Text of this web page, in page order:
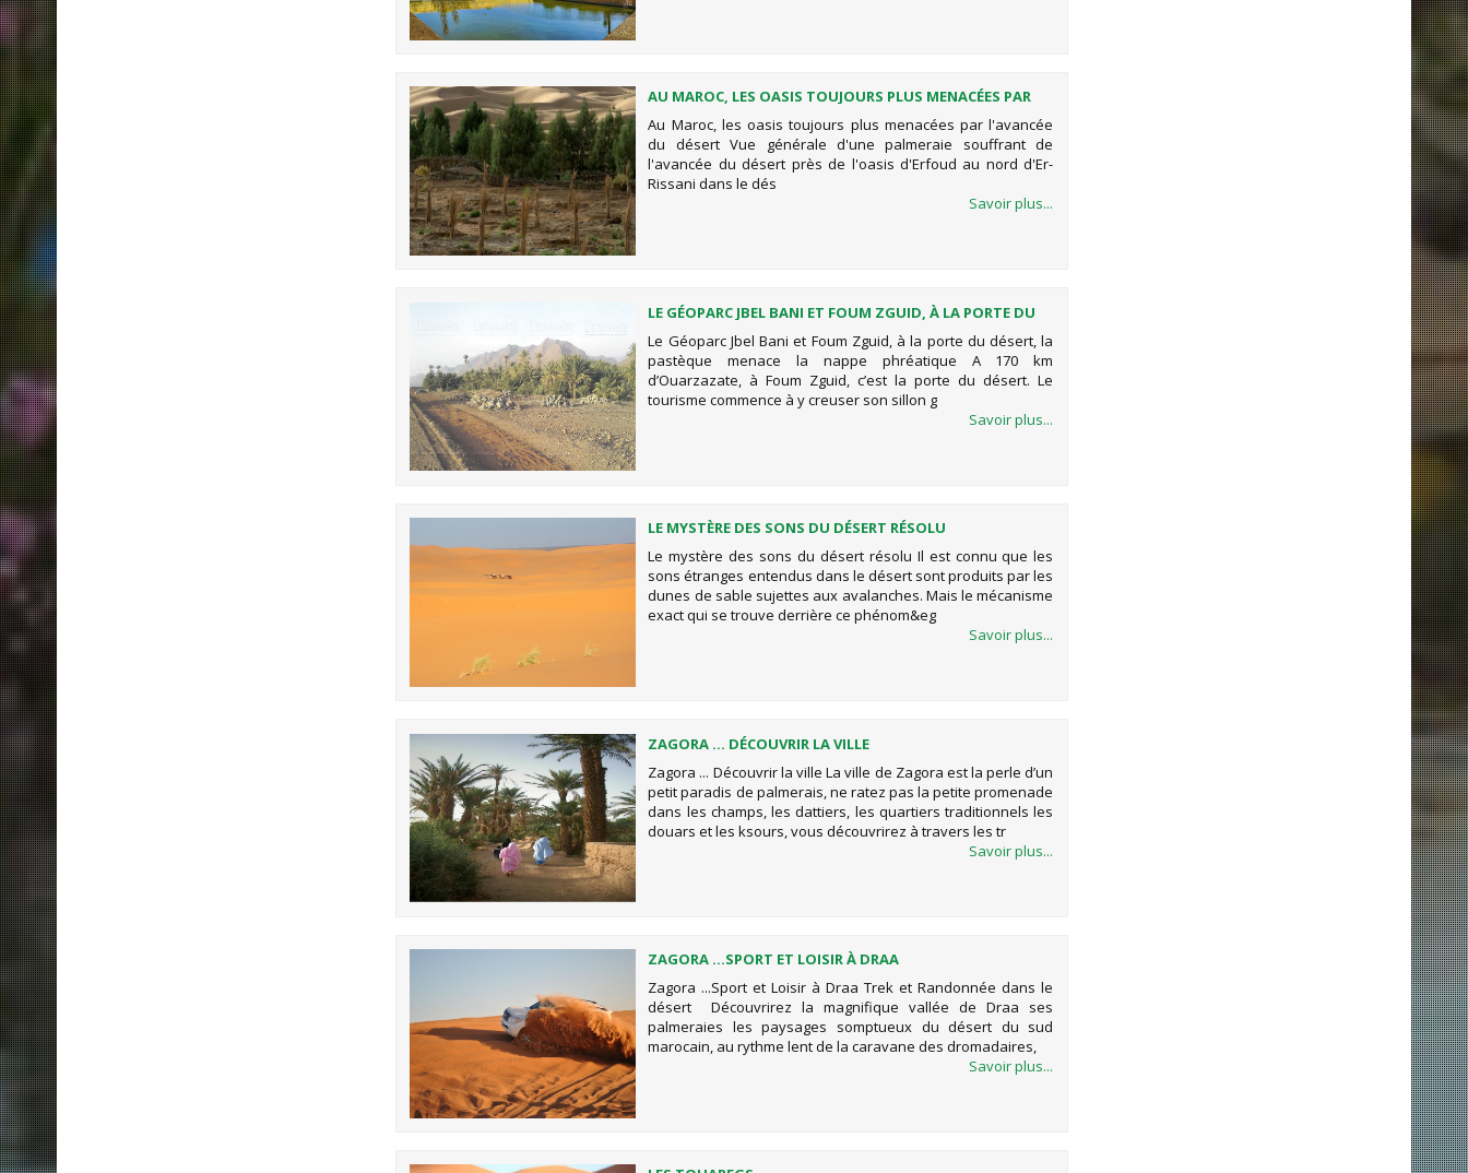
AU MAROC, LES OASIS TOUJOURS PLUS MENACÉES PAR
L'AVANCÉE DU DÉSERT
Au Maroc, les oasis toujours plus menacées par l'avancée
du désert Vue générale d'une palmeraie souffrant de
l'avancée du désert près de l'oasis d'Erfoud au nord d'Er-
Rissani dans le dés
Savoir plus...
LE GÉOPARC JBEL BANI ET FOUM ZGUID, À LA PORTE DU
DÉSERT, LA PASTÈQUE MENACE LA NAPPE PHRÉATIQUE
Le Géoparc Jbel Bani et Foum Zguid, à la porte du désert, la
pastèque menace la nappe phréatique A 170 km
d’Ouarzazate, à Foum Zguid, c’est la porte du désert. Le
tourisme commence à y creuser son sillon g
Savoir plus...
LE MYSTÈRE DES SONS DU DÉSERT RÉSOLU
Le mystère des sons du désert résolu Il est connu que les
sons étranges entendus dans le désert sont produits par les
dunes de sable sujettes aux avalanches. Mais le mécanisme
exact qui se trouve derrière ce phénom&eg
Savoir plus...
ZAGORA ... DÉCOUVRIR LA VILLE
Zagora ... Découvrir la ville La ville de Zagora est la perle d’un
petit paradis de palmerais, ne ratez pas la petite promenade
dans les champs, les dattiers, les quartiers traditionnels les
douars et les ksours, vous découvrirez à travers les tr
Savoir plus...
ZAGORA ...SPORT ET LOISIR À DRAA
Zagora ...Sport et Loisir à Draa Trek et Randonnée dans le
désert Découvrirez la magnifique vallée de Draa ses
palmeraies les paysages somptueux du désert du sud
marocain, au rythme lent de la caravane des dromadaires,
Savoir plus...